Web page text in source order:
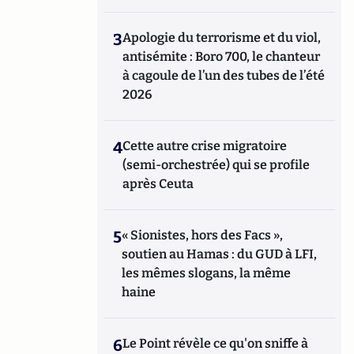
3Apologie du terrorisme et du viol,
antisémite : Boro 700, le chanteur
à cagoule de l’un des tubes de l’été
2026
4Cette autre crise migratoire
(semi-orchestrée) qui se profile
après Ceuta
5« Sionistes, hors des Facs »,
soutien au Hamas : du GUD à LFI,
les mêmes slogans, la même
haine
6Le Point révèle ce qu'on sniffe à